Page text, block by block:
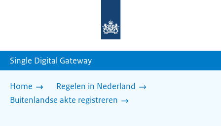
homepage
Single Digital Gateway
Home
Regelen in Nederland
Buitenlandse akte registreren